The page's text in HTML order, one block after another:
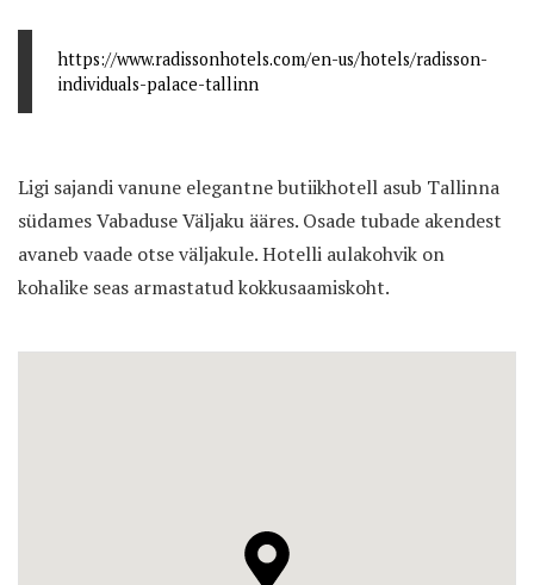
https://www.radissonhotels.com/en-us/hotels/radisson-
individuals-palace-tallinn
Ligi sajandi vanune elegantne butiikhotell asub Tallinna
südames Vabaduse Väljaku ääres. Osade tubade akendest
avaneb vaade otse väljakule. Hotelli aulakohvik on
kohalike seas armastatud kokkusaamiskoht.